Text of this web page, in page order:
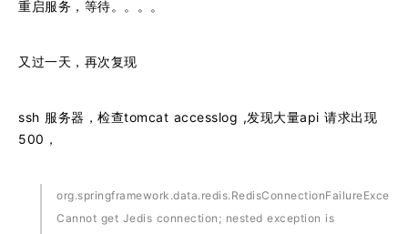
重启服务，等待。。。。
又过一天，再次复现
ssh 服务器，检查tomcat accesslog ,发现大量api 请求出现
500，
Cannot get Jedis connection; nested exception is